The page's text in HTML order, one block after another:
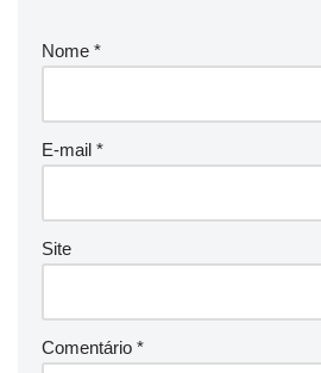
Nome *
E-mail *
Site
Comentário *